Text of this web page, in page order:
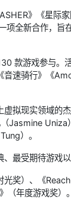
》《星际
全新合作，旨
款游戏参与。
音速骑行》《
拟现实领域的
Jasmine
）。
最受期待游戏以
奖）、《
（年度游戏奖